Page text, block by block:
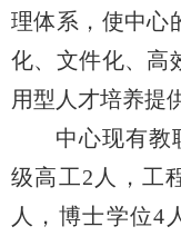
理体系，使中心
化、文件化、高
用型人才培养提
中心现有教
级高工2人，工
人，博士学位4